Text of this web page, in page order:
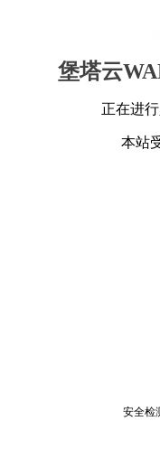
堡塔云
正在进
本站
安全检